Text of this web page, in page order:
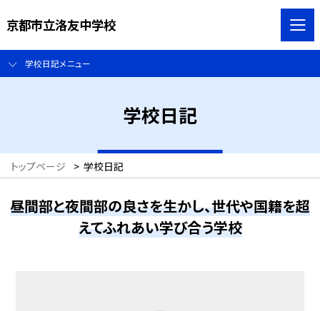
京都市立洛友中学校
学校日記メニュー
学校日記
トップページ > 学校日記
昼間部と夜間部の良さを生かし、世代や国籍を超
えてふれあい学び合う学校